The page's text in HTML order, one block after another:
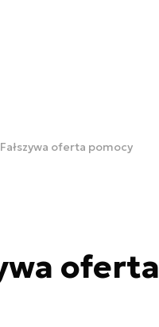
oferta pomocy
oferta